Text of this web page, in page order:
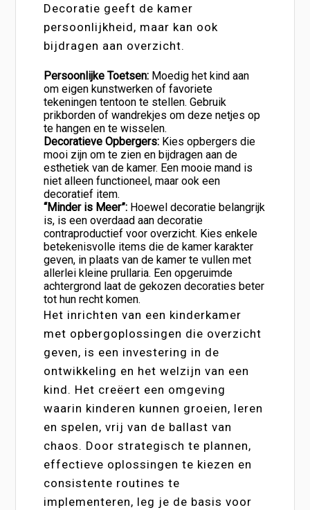
Decoratie geeft de kamer
persoonlijkheid, maar kan ook
bijdragen aan overzicht.
Persoonlijke Toetsen: Moedig het kind aan
om eigen kunstwerken of favoriete
tekeningen tentoon te stellen. Gebruik
prikborden of wandrekjes om deze netjes op
te hangen en te wisselen.
Decoratieve Opbergers: Kies opbergers die
mooi zijn om te zien en bijdragen aan de
esthetiek van de kamer. Een mooie mand is
niet alleen functioneel, maar ook een
decoratief item.
“Minder is Meer”: Hoewel decoratie belangrijk
is, is een overdaad aan decoratie
contraproductief voor overzicht. Kies enkele
betekenisvolle items die de kamer karakter
geven, in plaats van de kamer te vullen met
allerlei kleine prullaria. Een opgeruimde
achtergrond laat de gekozen decoraties beter
tot hun recht komen.
Het inrichten van een kinderkamer
met opbergoplossingen die overzicht
geven, is een investering in de
ontwikkeling en het welzijn van een
kind. Het creëert een omgeving
waarin kinderen kunnen groeien, leren
en spelen, vrij van de ballast van
chaos. Door strategisch te plannen,
effectieve oplossingen te kiezen en
consistente routines te
implementeren, leg je de basis voor